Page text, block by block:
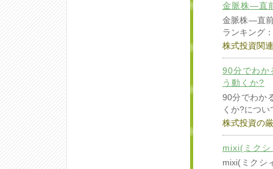
金脈株―直
金脈株―直
ランキング
株式投資関
90分でわか
う動くか?
90分でわか
くか?につ
株式投資の
mixi(ミク
mixi(ミクシ